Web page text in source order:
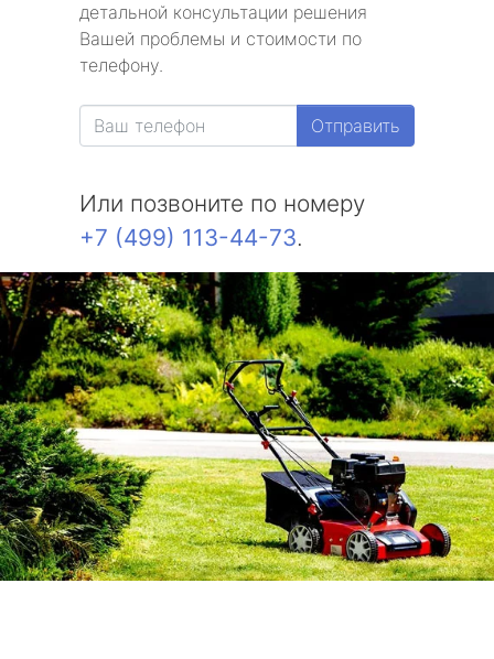
детальной консультации решения
Вашей проблемы и стоимости по
телефону.
Отправить
Или позвоните по номеру
+7 (499) 113-44-73.